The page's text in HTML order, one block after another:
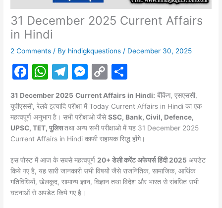
31 December 2025 Current Affairs
in Hindi
2 Comments / By hindigkquestions / December 30, 2025
F
c
e
b
o
k
W
at
s
A
p
T
e
gr
a
M
s
s
e
g
er
C
p
y
Li
k
ar
e
31 December 2025 Current Affairs in Hindi: बैंकिंग, एसएससी,
यूपीएससी, रेलवे इत्यादि परीक्षा में Today Current Affairs in Hindi का एक
महत्वपूर्ण अनुभाग है। सभी परीक्षाओ जैसेSSC, Bank, Civil, Defence,
UPSC, TET, पुलिसतथा अन्य सभी परीक्षाओ में यह 31 December 2025
Current Affairs in Hindi काफी सहायक सिद्ध होंगे।
इस पोस्ट में आज के सबसे महत्वपूर्ण20+ डेली करेंट अफेयर्स हिंदी 2025 अपडेट
किये गए है, यह सारी जानकारी सभी विषयों जैसे राजनितिक, सामाजिक, आर्थिक
गतिविधियों, खेलकूद, सामान्य ज्ञान, विज्ञान तथा विदेश और भारत से संबधित सभी
घटनाओं से अपडेट किये गए है।